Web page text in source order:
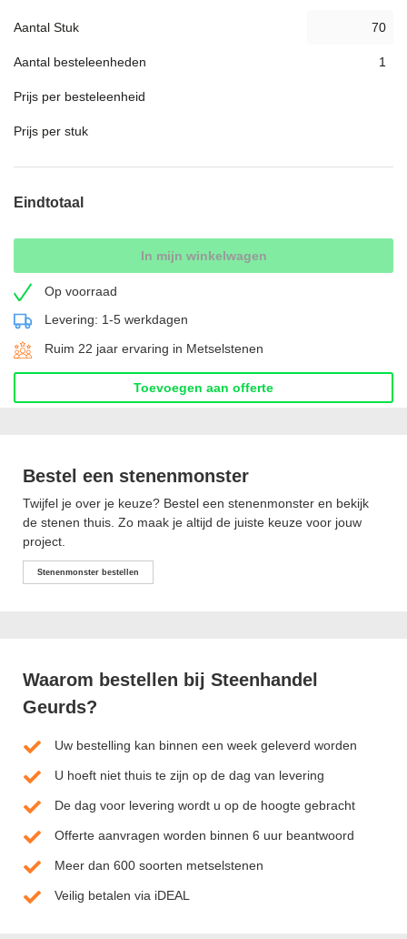
Aantal Stuk
Aantal besteleenheden
Prijs per besteleenheid
Prijs per stuk
Eindtotaal
In mijn winkelwagen
Op voorraad
Levering: 1-5 werkdagen
Ruim 22 jaar ervaring in Metselstenen
Toevoegen aan offerte
Bestel een stenenmonster
Twijfel je over je keuze? Bestel een stenenmonster en bekijk
de stenen thuis. Zo maak je altijd de juiste keuze voor jouw
project.
Stenenmonster bestellen
Waarom bestellen bij Steenhandel
Geurds?
Uw bestelling kan binnen een week geleverd worden
U hoeft niet thuis te zijn op de dag van levering
De dag voor levering wordt u op de hoogte gebracht
Offerte aanvragen worden binnen 6 uur beantwoord
Meer dan 600 soorten metselstenen
Veilig betalen via iDEAL